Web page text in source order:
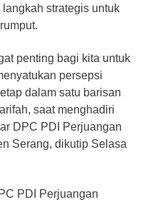
strategis untuk
penting bagi kita untuk
persepsi
dalam satu barisan
saat menghadiri
DPC PDI Perjuangan
Serang, dikutip Selasa
PDI Perjuangan